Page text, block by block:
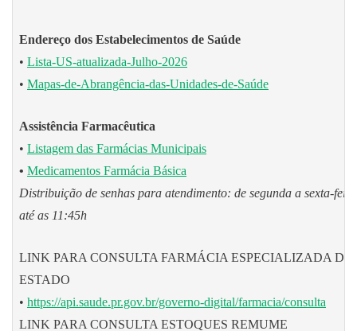
Endereço dos Estabelecimentos de Saúde
• Lista-US-atualizada-Julho-2026
• Mapas-de-Abrangência-das-Unidades-de-Saúde
Assistência Farmacêutica
• Listagem das Farmácias Municipais
• Medicamentos Farmácia Básica
Distribuição de senhas para atendimento: de segunda a sexta-feira
até as 11:45h
LINK PARA CONSULTA FARMÁCIA ESPECIALIZADA DO
ESTADO
• https://api.saude.pr.gov.br/governo-digital/farmacia/consulta
LINK PARA CONSULTA ESTOQUES REMUME